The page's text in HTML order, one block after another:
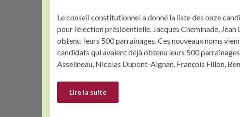
Le conseil constitutionnel a donné la liste des onze
pour l’élection présidentielle. Jacques Cheminade,
obtenu leurs 500 parrainages. Ces nouveaux noms
candidats qui avaient déjà obtenu leurs 500
Asselineau, Nicolas Dupont-Aignan, François Fillon,
Lire la suite